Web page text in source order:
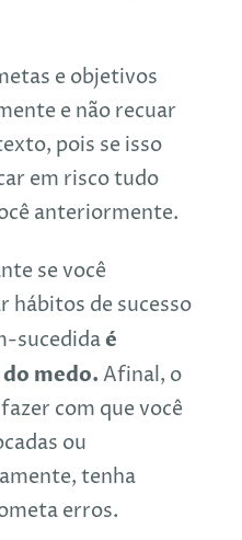
e objetivos
e não recuar
pois se isso
em risco tudo
anteriormente.
se você
hábitos de sucesso
sucedidaé
medo. Afinal, o
com que você
ou
tenha
erros.